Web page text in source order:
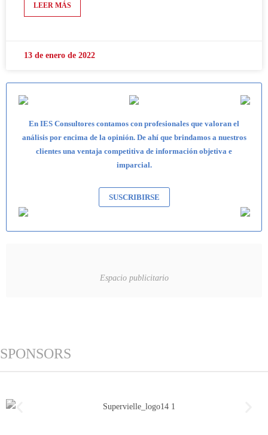
LEER MÁS
13 de enero de 2022
En IES Consultores contamos con profesionales que valoran el
análisis por encima de la opinión. De ahí que brindamos a nuestros
clientes una ventaja competitiva de información objetiva e
imparcial.
SUSCRIBIRSE
Espacio publicitario
SPONSORS